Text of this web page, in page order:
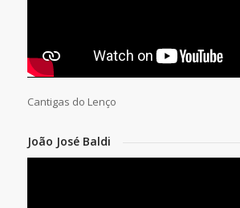
Cantigas do Lenço
João José Baldi